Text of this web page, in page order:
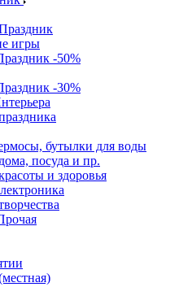
игры
-50%
-30%
бутылки для воды
посуда и пр.
и здоровья